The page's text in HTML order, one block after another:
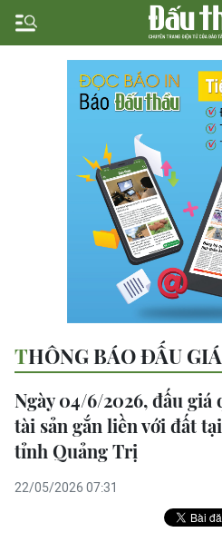
THÔNG BÁO ĐẤU GIÁ
Ngày 04/6/2026, đấu giá
tài sản gắn liền với đất
tỉnh Quảng Trị
22/05/2026 07:31